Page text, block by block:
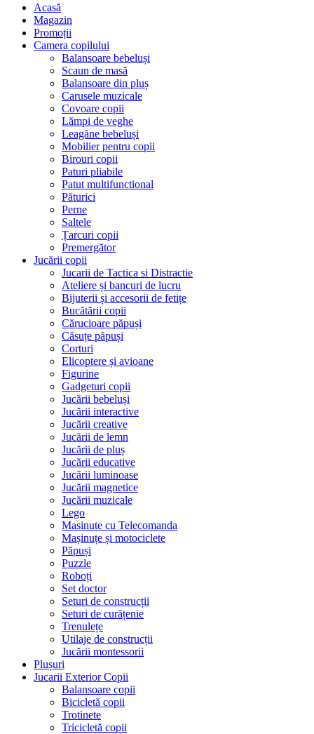
Acasă
Magazin
Promoții
Camera copilului
Balansoare bebeluși
Scaun de masă
Balansoare din pluș
Carusele muzicale
Covoare copii
Lămpi de veghe
Leagăne bebeluși
Mobilier pentru copii
Birouri copii
Paturi pliabile
Patut multifunctional
Păturici
Perne
Saltele
Țarcuri copii
Premergător
Jucării copii
Jucarii de Tactica si Distractie
Ateliere și bancuri de lucru
Bijuterii și accesorii de fetițe
Bucătării copii
Cărucioare păpuși
Căsuțe păpuși
Corturi
Elicoptere și avioane
Figurine
Gadgeturi copii
Jucării bebeluși
Jucării interactive
Jucării creative
Jucării de lemn
Jucării de pluș
Jucării educative
Jucării luminoase
Jucării magnetice
Jucării muzicale
Lego
Masinute cu Telecomanda
Mașinuțe și motociclete
Păpuși
Puzzle
Roboți
Set doctor
Seturi de construcții
Seturi de curățenie
Trenulețe
Utilaje de construcții
Jucării montessorii
Plușuri
Jucarii Exterior Copii
Balansoare copii
Bicicletă copii
Trotinete
Tricicletă copii